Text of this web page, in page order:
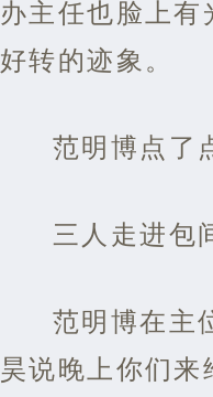
办主任也脸上
好转的迹象。
范明博点了
三人走进包
范明博在主
昊说晚上你们来